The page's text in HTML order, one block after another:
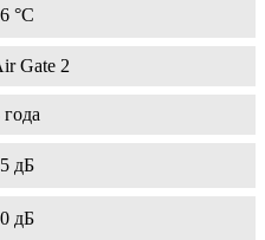
°С
Gate 2
года
дБ
дБ